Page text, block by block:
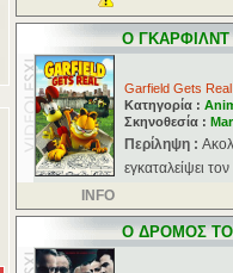
O
Garfield Gets Real
Κατηγορία :
Σκηνοθεσία :
Περίληψη :
εγκαταλείψει
INFO
O ΔΡΟΜΟΣ